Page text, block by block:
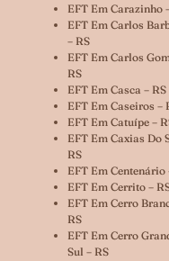
EFT Em Carazinho
EFT Em Carlos
– RS
EFT Em Carlos
RS
EFT Em Casca – RS
EFT Em Caseiros –
EFT Em Catuípe –
EFT Em Caxias Do
RS
EFT Em Centenário
EFT Em Cerrito –
EFT Em Cerro
RS
EFT Em Cerro
Sul – RS